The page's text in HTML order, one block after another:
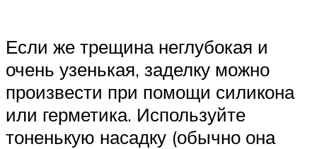
Если же трещина неглубокая и
очень узенькая, заделку можно
произвести при помощи силикона
или герметика. Используйте
тоненькую насадку (обычно она